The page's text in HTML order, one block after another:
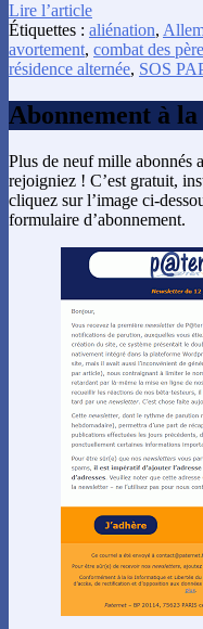
Lire l’article
Étiquettes : aliénation,
avortement, combat des
résidence alternée, SOS
Abonnement à
Plus de neuf mille abonnés
rejoigniez ! C’est gratuit,
cliquez sur l’image ci-
formulaire d’abonnement.